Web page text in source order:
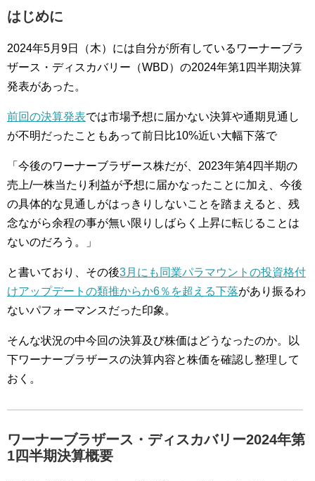
はじめに
2024年5月9日（木）には自分が所有しているワーナーブラ
ザース・ディスカバリー（WBD）の2024年第1四半期決算
発表があった。
前回の決算発表では市場予想に届かない決算や通期見通し
が不明だったこともあって前日比10%近い大幅下落で
「今後のワーナーブラザース株だが、2023年第4四半期の
売上/一株当たり利益が予想に届かなったことに加え、今後
の具体的な見通しがはっきりしないことを踏まえると、残
念ながら余程の事が無い限りしばらく上昇に転じることは
ないのだろう。」
と書いており、その後3月にも同業パラマウントの投資格付
けアップデートの類推からか6％を超える下落があり振るわ
ないパフォーマンスだった印象。
そんな状況の中今回の決算及び株価はどうなったのか。以
下ワーナーブラザースの決算内容と株価を確認し整理して
おく。
ワーナーブラザース・ディスカバリー2024年第
1四半期決算概要